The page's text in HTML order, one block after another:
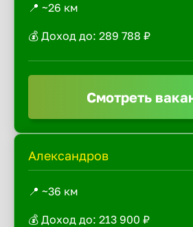
📍 ~26 км
💰 Доход до: 289 788 ₽
Смотреть
Александров
📍 ~36 км
💰 Доход до: 213 900 ₽